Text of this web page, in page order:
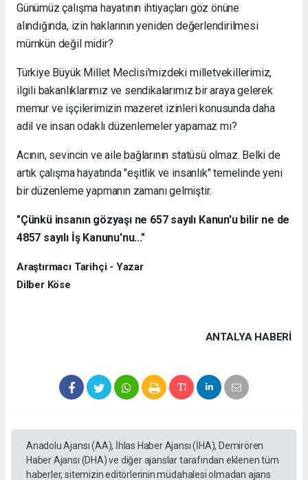
Günümüz çalışma hayatının ihtiyaçları göz önüne
alındığında, izin haklarının yeniden değerlendirilmesi
mümkün değil midir?
Türkiye Büyük Millet Meclisi'mizdeki milletvekillerimiz,
ilgili bakanlıklarımız ve sendikalarımız bir araya gelerek
memur ve işçilerimizin mazeret izinleri konusunda daha
adil ve insan odaklı düzenlemeler yapamaz mı?
Acının, sevincin ve aile bağlarının statüsü olmaz. Belki de
artık çalışma hayatında "eşitlik ve insanlık" temelinde yeni
bir düzenleme yapmanın zamanı gelmiştir.
"Çünkü insanın gözyaşı ne 657 sayılı Kanun'u bilir ne de
4857 sayılı İş Kanunu'nu..."
Araştırmacı Tarihçi - Yazar
Dilber Köse
ANTALYA HABERİ
Anadolu Ajansı (AA), İhlas Haber Ajansı (İHA), Demirören
Haber Ajansı (DHA) ve diğer ajanslar tarafından eklenen tüm
haberler, sitemizin editörlerinin müdahalesi olmadan ajans